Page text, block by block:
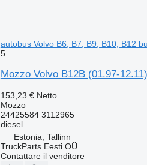
autobus Volvo B6, B7, B9, B10, B12
5
Mozzo Volvo B12B (01.97-
153,23 € Netto
Mozzo
24425584 3112965
diesel
Estonia, Tallinn
TruckParts Eesti OÜ
Contattare il venditore